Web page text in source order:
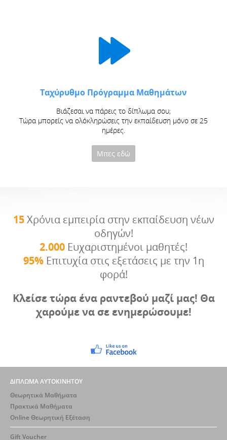
Ταχύρυθμο Πρόγραμμα Μαθημάτων
Βιάζεσαι να πάρεις το δίπλωμα σου;
Τώρα μπορείς να ολόκληρώσεις την εκπαίδευση μόνο σε 25
ημέρες.
Μπες εδώ
15Χρόνια εμπειρία στην εκπαίδευση νέων
οδηγών!
2.000 Ευχαριστημένοι μαθητές!
95%Επιτυχία στις εξετάσεις με την 1η
φορά!
Κλείσε τώρα ένα ραντεβού μαζί μας! Θα
χαρούμε να σε ενημερώσουμε!
ΔΙΠΛΩΜΑ ΑΥΤΟΚΙΝΗΤΟΥ
Θεωρητικά Μαθήματα
Πρακτικά Μαθήματα
Online Θεωρητική Εξέταση
Gift Voucher